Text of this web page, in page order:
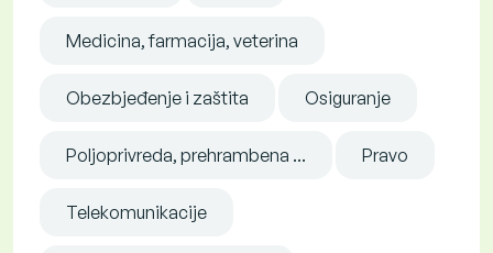
Medicina, farmacija, veterina
Obezbjeđenje i zaštita Osiguranje
Poljoprivreda, prehrambena ... Pravo
Telekomunikacije